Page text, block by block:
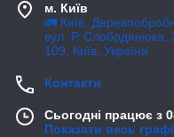
м. Київ
🚛 Київ,
вул. Р. Слободянюка,
109, Київ, Україна
Контакти
Сьогодні працює з
Показати весь